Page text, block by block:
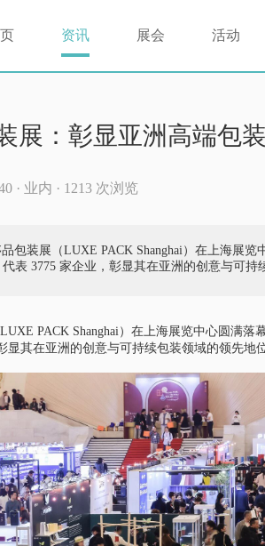
资讯 展会 活动
展：彰显亚洲高端包
· 业内 · 1213 次浏览
包装展（LUXE PACK Shanghai）在上海展
表 3775 家企业，彰显其在亚洲的创意与可
PACK Shanghai）在上海展览中心圆满
其在亚洲的创意与可持续包装领域的领先地